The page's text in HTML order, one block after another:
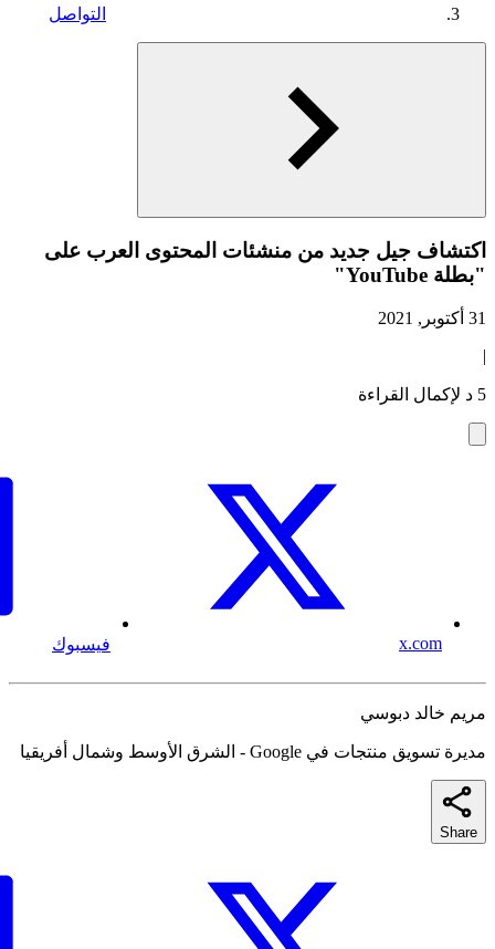
التواصل
اكتشاف جيل جديد من منشئات المحتوى العرب على
"بطلة YouTube"
31 أكتوبر, 2021
|
5 د لإكمال القراءة
x.com فيسبوك
مريم خالد دبوسي
مديرة تسويق منتجات في Google - الشرق الأوسط وشمال أفريقيا
Share